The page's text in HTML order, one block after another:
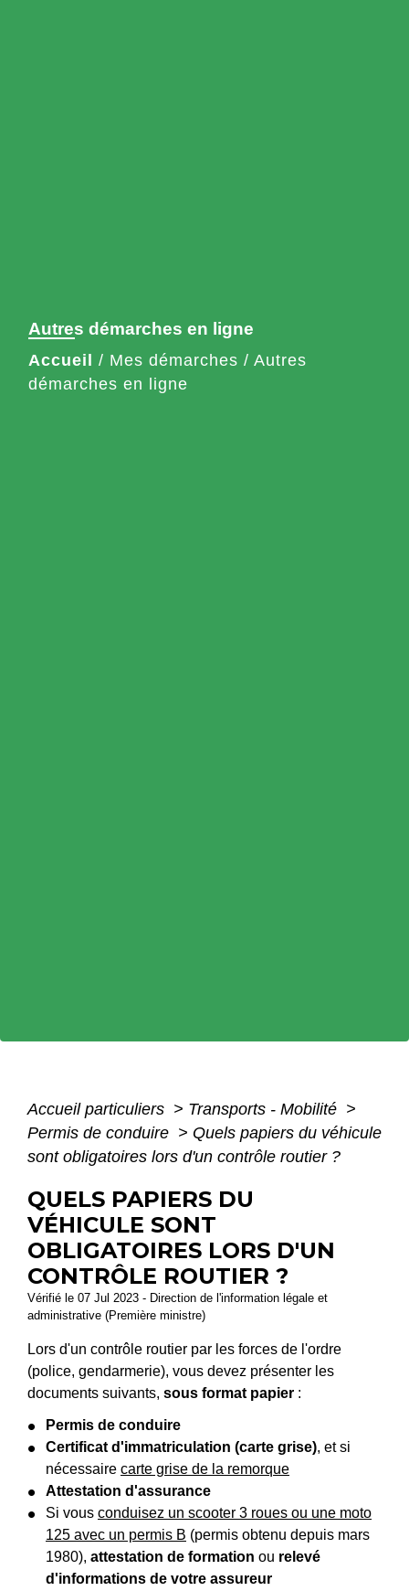
Autres démarches en ligne
Accueil / Mes démarches / Autres
démarches en ligne
Accueil particuliers > Transports - Mobilité >
Permis de conduire > Quels papiers du véhicule
sont obligatoires lors d'un contrôle routier ?
QUELS PAPIERS DU
VÉHICULE SONT
OBLIGATOIRES LORS D'UN
CONTRÔLE ROUTIER ?
Vérifié le 07 Jul 2023 - Direction de l'information légale et
administrative (Première ministre)
Lors d'un contrôle routier par les forces de l'ordre
(police, gendarmerie), vous devez présenter les
documents suivants, sous format papier :
Permis de conduire
Certificat d'immatriculation (carte grise), et si
nécessaire carte grise de la remorque
Attestation d'assurance
Si vous conduisez un scooter 3 roues ou une moto
125 avec un permis B (permis obtenu depuis mars
1980), attestation de formation ou relevé
d'informations de votre assureur